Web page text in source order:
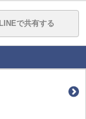
LINEで共有する